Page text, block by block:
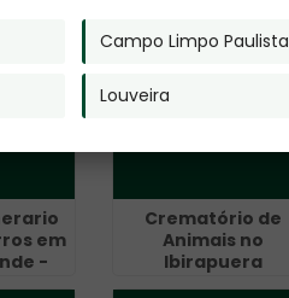
Campo Limpo Paulista
Louveira
em
-
Crematório de
Animais no
Ibirapuera